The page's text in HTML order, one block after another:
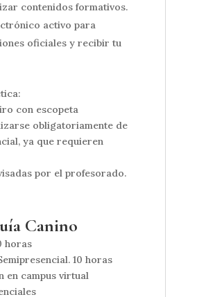
contenidos formativos.
activo para
oficiales y recibir tu
con escopeta
obligatoriamente de
ya que requieren
por el profesorado.
Canino
horas
10 horas
en campus virtual